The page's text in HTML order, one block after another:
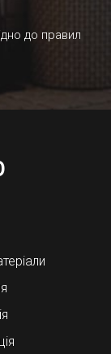
до правил